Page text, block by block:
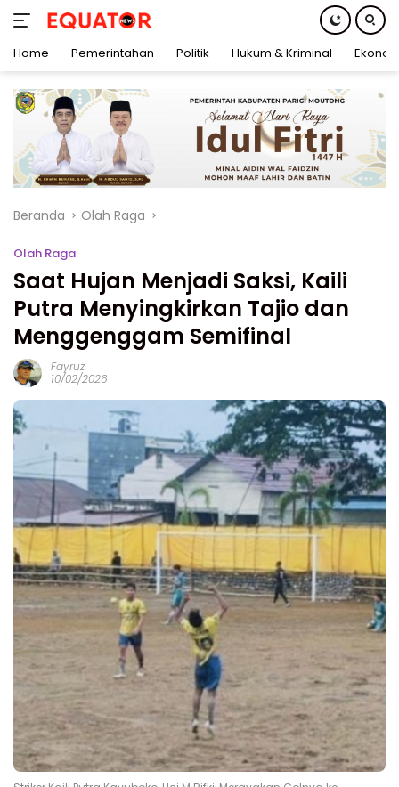
konten
Home Pemerintahan Politik Hukum & Kriminal
Beranda Olah Raga
Olah Raga
Saat Hujan Menjadi Saksi, Kaili
Putra Menyingkirkan Tajio dan
Menggenggam Semifinal
Fayruz
10/02/2026